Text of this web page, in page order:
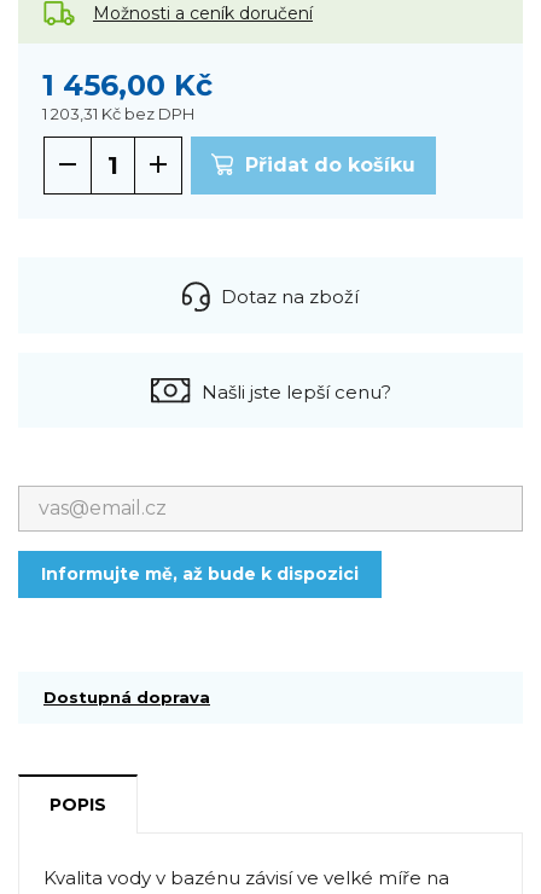
Možnosti a ceník doručení
1 456,00 Kč
1 203,31 Kč bez DPH
Přidat do košíku
Dotaz na zboží
Našli jste lepší cenu?
Informujte mě, až bude k dispozici
Dostupná doprava
POPIS
Kvalita vody v bazénu závisí ve velké míře na